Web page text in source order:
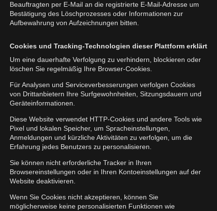
Beauftragten per E-Mail an die registrierte E-Mail-Adresse um
Bestätigung des Löschprozesses oder Informationen zur
Aufbewahrung von Aufzeichnungen bitten.
Cookies und Tracking-Technologien dieser Plattform erklärt
Um eine dauerhafte Verfolgung zu verhindern, blockieren oder
löschen Sie regelmäßig Ihre Browser-Cookies.
Für Analysen und Serviceverbesserungen verfolgen Cookies
von Drittanbietern Ihre Surfgewohnheiten, Sitzungsdauern und
Geräteinformationen.
Diese Website verwendet HTTP-Cookies und andere Tools wie
Pixel und lokalen Speicher, um Spracheinstellungen,
Anmeldungen und kürzliche Aktivitäten zu verfolgen, um die
Erfahrung jedes Benutzers zu personalisieren.
Sie können nicht erforderliche Tracker in Ihren
Browsereinstellungen oder in Ihren Kontoeinstellungen auf der
Website deaktivieren.
Wenn Sie Cookies nicht akzeptieren, können Sie
möglicherweise keine personalisierten Funktionen wie